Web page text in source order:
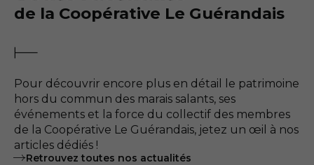
de la Coopérative Le Guérandais
Pour découvrir encore plus en détail le patrimoine
hors du commun des marais salants, ses
événements et la force du collectif des membres
de la Coopérative Le Guérandais, jetez un œil à nos
articles dédiés !
Retrouvez toutes nos actualités